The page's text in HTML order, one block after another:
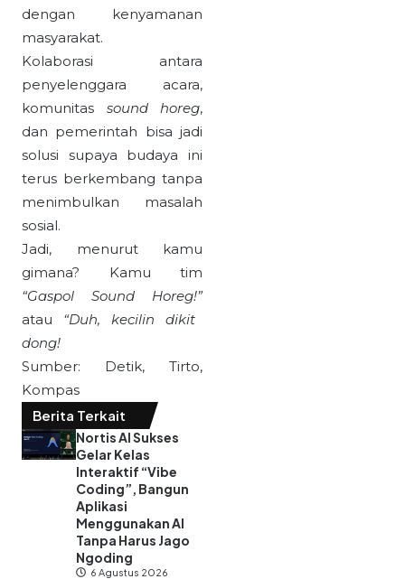
dengan kenyamanan
masyarakat.
Kolaborasi antara
penyelenggara acara,
komunitas sound horeg,
dan pemerintah bisa jadi
solusi supaya budaya ini
terus berkembang tanpa
menimbulkan masalah
sosial.
Jadi, menurut kamu
gimana? Kamu tim
“Gaspol Sound Horeg!”
atau “Duh, kecilin dikit
dong!
Sumber: Detik, Tirto,
Kompas
Berita Terkait
Nortis AI Sukses
Gelar Kelas
Interaktif “Vibe
Coding”, Bangun
Aplikasi
Menggunakan AI
Tanpa Harus Jago
Ngoding
6 Agustus 2026